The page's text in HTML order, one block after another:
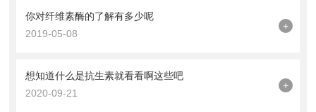
你对纤维素酶的了解有多少呢
2019-05-08
+
想知道什么是抗生素就看看啊这些吧
2020-09-21
+